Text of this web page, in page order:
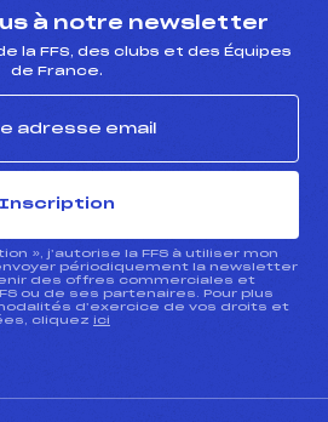
à notre newsletter
la FFS, des clubs et des Équipes
de France.
Inscription
», j’autorise la FFS à utiliser mon
périodiquement la newsletter
des offres commerciales et
ou de ses partenaires. Pour plus
d’exercice de vos droits et
cliquez ici